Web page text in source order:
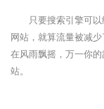
只要搜索引擎可以
网站，就算流量被减
在风雨飘摇，万一你
站。